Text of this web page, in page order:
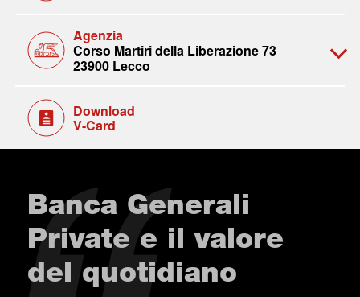
Agenzia
Corso Martiri della Liberazione 73
23900 Lecco
Download
V-Card
Banca Generali
Private e il valore
del quotidiano